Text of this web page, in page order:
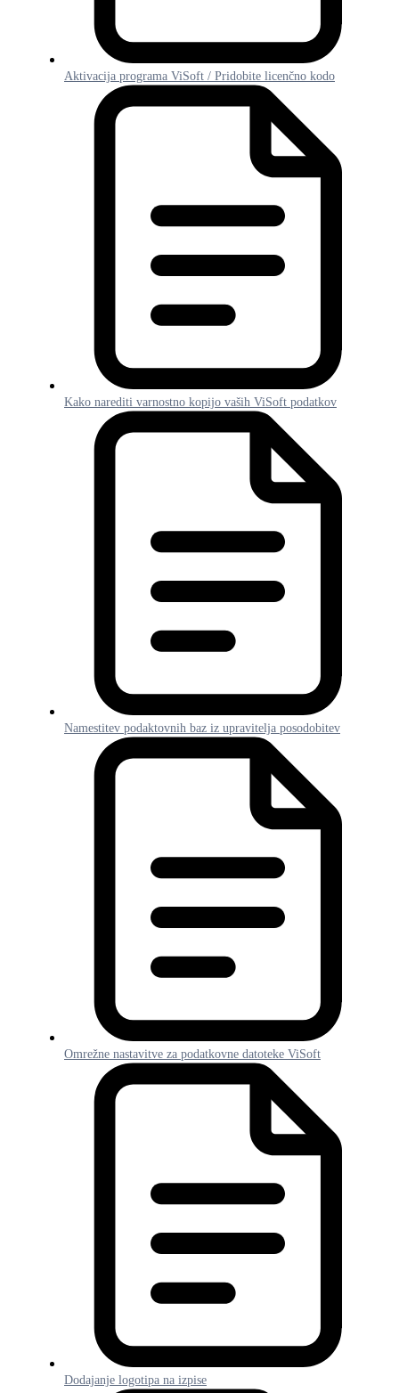
Aktivacija programa ViSoft / Pridobite licenčno kodo
Kako narediti varnostno kopijo vaših ViSoft podatkov
Namestitev podaktovnih baz iz upravitelja posodobitev
Omrežne nastavitve za podatkovne datoteke ViSoft
Dodajanje logotipa na izpise